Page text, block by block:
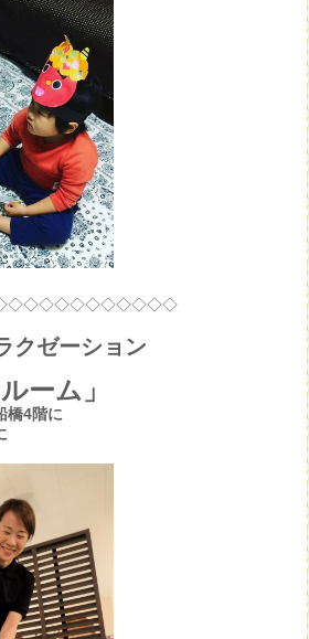
クゼーション
ーム」
橋4階に